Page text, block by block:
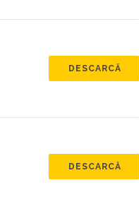
DESCARCĂ
DESCARCĂ